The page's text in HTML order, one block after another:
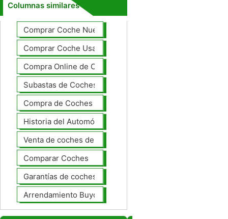
Columnas similares
Comprar Coche Nuevo
Comprar Coche Usado
Compra Online de Coches
Subastas de Coches
Compra de Coches Basics
Historia del Automóvil
Venta de coches de lujo
Comparar Coches
Garantías de coches ampliado
Arrendamiento Buyout